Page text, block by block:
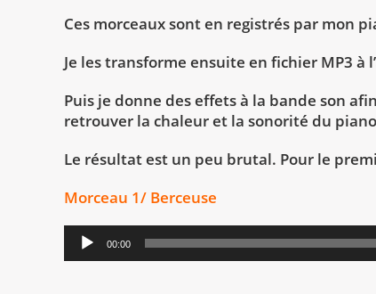
Ces morceaux sont en registrés par mon
Je les transforme ensuite en fichier MP3 à
Puis je donne des effets à la bande son
retrouver la chaleur et la sonorité du
Le résultat est un peu brutal. Pour le
Morceau 1/ Berceuse
Lecteur
audio
00:00